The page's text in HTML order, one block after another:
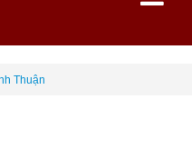
Thuận